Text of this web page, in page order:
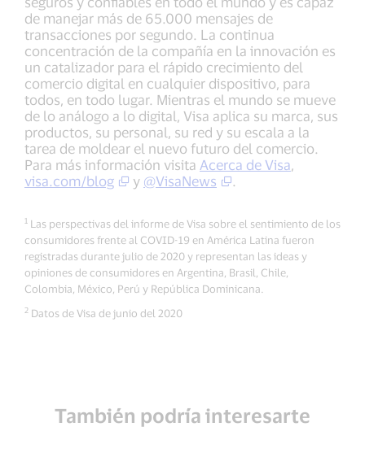
de manejar más de 65.000 mensajes de
transacciones por segundo. La continua
concentración de la compañía en la innovación es
un catalizador para el rápido crecimiento del
comercio digital en cualquier dispositivo, para
todos, en todo lugar. Mientras el mundo se mueve
de lo análogo a lo digital, Visa aplica su marca, sus
productos, su personal, su red y su escala a la
tarea de moldear el nuevo futuro del comercio.
Para más información visita Acerca de Visa,
visa.com/blog
y @VisaNews .
1 Las perspectivas del informe de Visa sobre el sentimiento de los
consumidores frente al COVID-19 en América Latina fueron
registradas durante julio de 2020 y representan las ideas y
opiniones de consumidores en Argentina, Brasil, Chile,
Colombia, México, Perú y República Dominicana.
2 Datos de Visa de junio del 2020
También podría interesarte